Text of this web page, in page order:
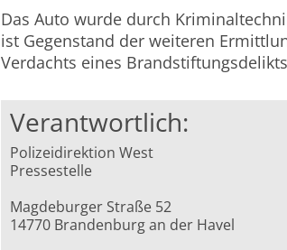
Das Auto wurde durch
ist Gegenstand der weiteren
Verdachts eines
Verantwortlich:
Polizeidirektion West
Pressestelle
Magdeburger Straße 52
14770 Brandenburg an der Havel